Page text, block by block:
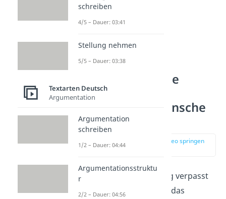
Entschuldigende
nachträgliche
Geburtstagswünsche
von Herzen
zur Stelle im Video springen
Du hast den Geburtstag verpasst
und dir liegt viel daran, das
schreiben
4/5 – Dauer: 03:41
Stellung nehmen
5/5 – Dauer: 03:38
Textarten Deutsch
Argumentation
Argumentation
schreiben
1/2 – Dauer: 04:44
Argumentationsstruktu
r
2/2 – Dauer: 04:56